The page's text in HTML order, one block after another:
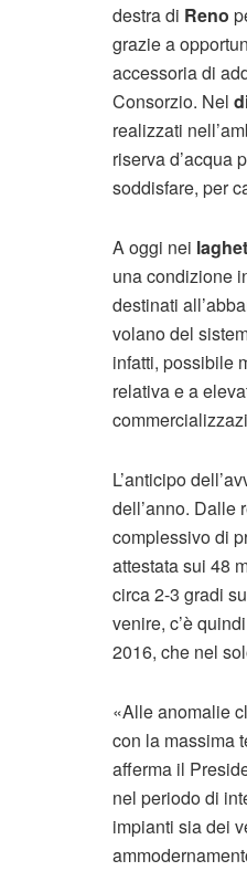
destra di Reno
grazie a
accessoria di
Consorzio. Nel
realizzati
riserva d’acqua
soddisfare, per
A oggi nei
una condizione
destinati
volano del
infatti, possibile
relativa e a
L’anticipo
dell’anno. Dalle
complessivo di
attestata sui 48
circa 2-3 gradi
venire, c’è
2016, che nel
«Alle anomalie
con la massima
afferma il
nel periodo di
impianti sia dei